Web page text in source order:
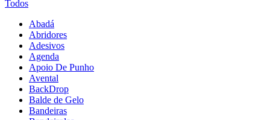
Todos
Abadá
Abridores
Adesivos
Agenda
Apoio De Punho
Avental
BackDrop
Balde de Gelo
Bandeiras